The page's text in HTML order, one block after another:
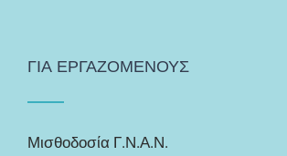
ΓΙΑ ΕΡΓΑΖΟΜΕΝΟΥΣ
Μισθοδοσία Γ.Ν.Α.Ν.